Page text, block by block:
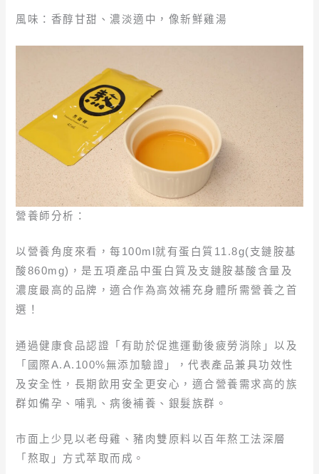
風味：香醇甘甜、濃淡適中，像新鮮雞湯
營養師分析：
以營養角度來看，每100ml就有蛋白質11.8g(支鏈胺基
酸860mg)，是五項產品中蛋白質及支鏈胺基酸含量及
濃度最高的品牌，適合作為高效補充身體所需營養之首
選！
通過健康食品認證「有助於促進運動後疲勞消除」以及
「國際A.A.100%無添加驗證」，代表產品兼具功效性
及安全性，長期飲用安全更安心，適合營養需求高的族
群如備孕、哺乳、病後補養、銀髮族群。
市面上少見以老母雞、豬肉雙原料以百年熬工法深層
「熬取」方式萃取而成。